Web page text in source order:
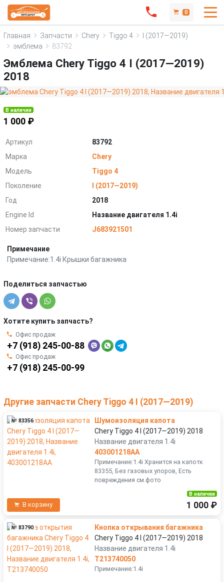
0
Главная Запчасти Chery Tiggo 4
I (2017—2019)
эмблема
83792
Эмблема Chery Tiggo 4 I (2017—2019)
2018
В наличии
1 000 ₽
Артикул
83792
Марка
Chery
Модель
Tiggo 4
Поколение
I (2017—2019)
Год
2018
Engine Id
Название двигателя 1.4i
Номер запчасти
J683921501
Примечание
Примечание:1.4i Крышки багажника
Поделиться запчастью
Хотите купить запчасть?
Офис продаж
+7 (918) 245-00-88
Офис продаж
+7 (918) 245-00-99
Другие запчасти Chery Tiggo 4 I (2017—2019)
№ 83356
Шумоизоляция капота
Chery Tiggo 4 I (2017—2019) 2018
Название двигателя 1.4i
403001218AA
Примечание:1.4i Хранится на капотк
83355, Без газовых упоров, Есть
повреждения см.фото
В корзину
В наличии
1 000 ₽
№ 83790
Кнопка открывания багажника
Chery Tiggo 4 I (2017—2019) 2018
Название двигателя 1.4i
T213740050
Примечание:1.4i